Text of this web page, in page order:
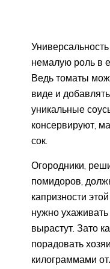
немалую роль в
Ведь томаты
виде и
уникальные
консервируют,
сок.
Огородники,
помидоров,
капризности
нужно
вырастут. Зато
порадовать
килограммами